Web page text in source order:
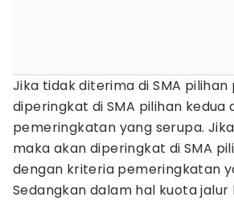
Jika tidak diterima di SMA
diperingkat di SMA pilihan kedua
pemeringkatan yang serupa.
maka akan diperingkat di SMA
dengan kriteria pemeringkatan
Sedangkan dalam hal kuota jalur